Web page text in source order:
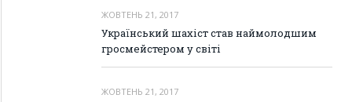
ЖОВТЕНЬ 21, 2017
Український шахіст став наймолодшим
гросмейстером у світі
ЖОВТЕНЬ 21, 2017